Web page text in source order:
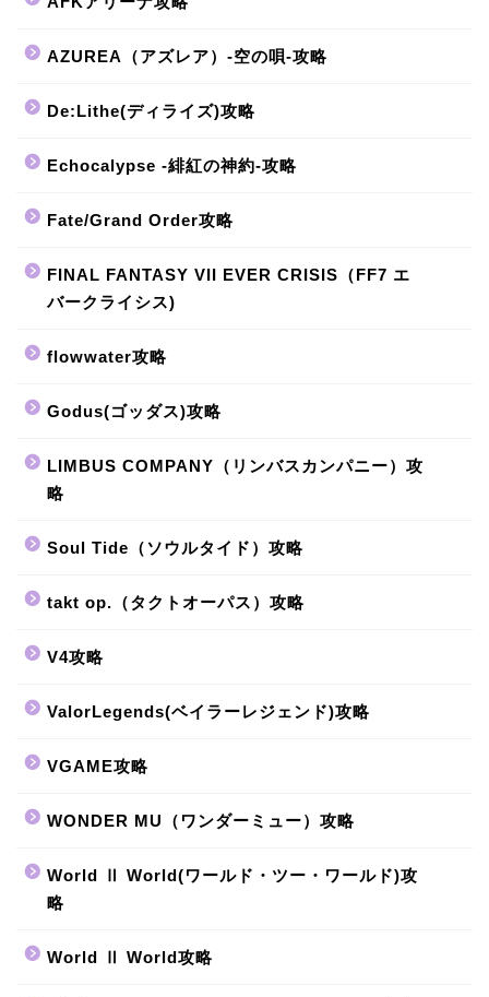
AZUREA（アズレア）-空の唄-攻略
De:Lithe(ディライズ)攻略
Echocalypse -緋紅の神約-攻略
Fate/Grand Order攻略
FINAL FANTASY VII EVER CRISIS（FF7 エ
バークライシス)
flowwater攻略
Godus(ゴッダス)攻略
LIMBUS COMPANY（リンバスカンパニー）攻
略
Soul Tide（ソウルタイド）攻略
takt op.（タクトオーパス）攻略
V4攻略
ValorLegends(ベイラーレジェンド)攻略
VGAME攻略
WONDER MU（ワンダーミュー）攻略
World Ⅱ World(ワールド・ツー・ワールド)攻
略
World Ⅱ World攻略